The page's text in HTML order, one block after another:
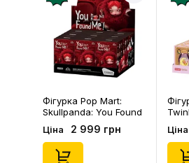
Фігурка Pop Mart:
Skullpanda: You Found
Me!: Plush Doll Pendant
Series (Blind Box: 1 з
10) (Secret Edition),
(29347)
Ціна 2 999 грн
Up:
Ціна